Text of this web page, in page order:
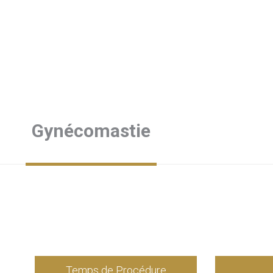
Gynécomastie
Temps de Procédure